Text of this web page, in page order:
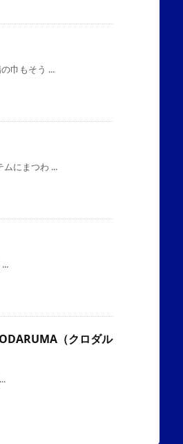
巾もそう ...
にまつわ ...
（クロダル